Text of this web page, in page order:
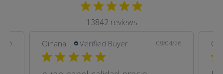
13842 reviews
26 Oihana I. Verified Buyer 08/04/26